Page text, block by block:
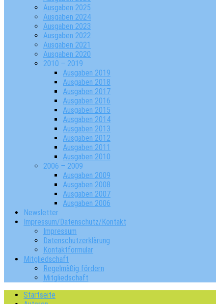
Ausgaben 2025
Ausgaben 2024
Ausgaben 2023
Ausgaben 2022
Ausgaben 2021
Ausgaben 2020
2010 – 2019
Ausgaben 2019
Ausgaben 2018
Ausgaben 2017
Ausgaben 2016
Ausgaben 2015
Ausgaben 2014
Ausgaben 2013
Ausgaben 2012
Ausgaben 2011
Ausgaben 2010
2006 – 2009
Ausgaben 2009
Ausgaben 2008
Ausgaben 2007
Ausgaben 2006
Newsletter
Impressum/Datenschutz/Kontakt
Impressum
Datenschutzerklärung
Kontaktformular
Mitgliedschaft
Regelmäßig fördern
Mitgliedschaft
Startseite